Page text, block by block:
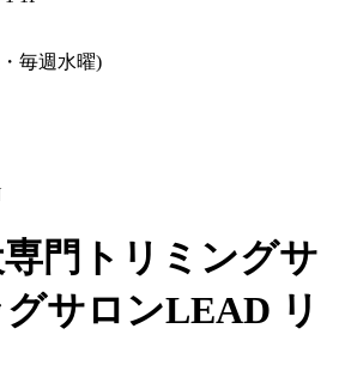
毎週水曜)
門トリミングサ
サロンLEAD リ